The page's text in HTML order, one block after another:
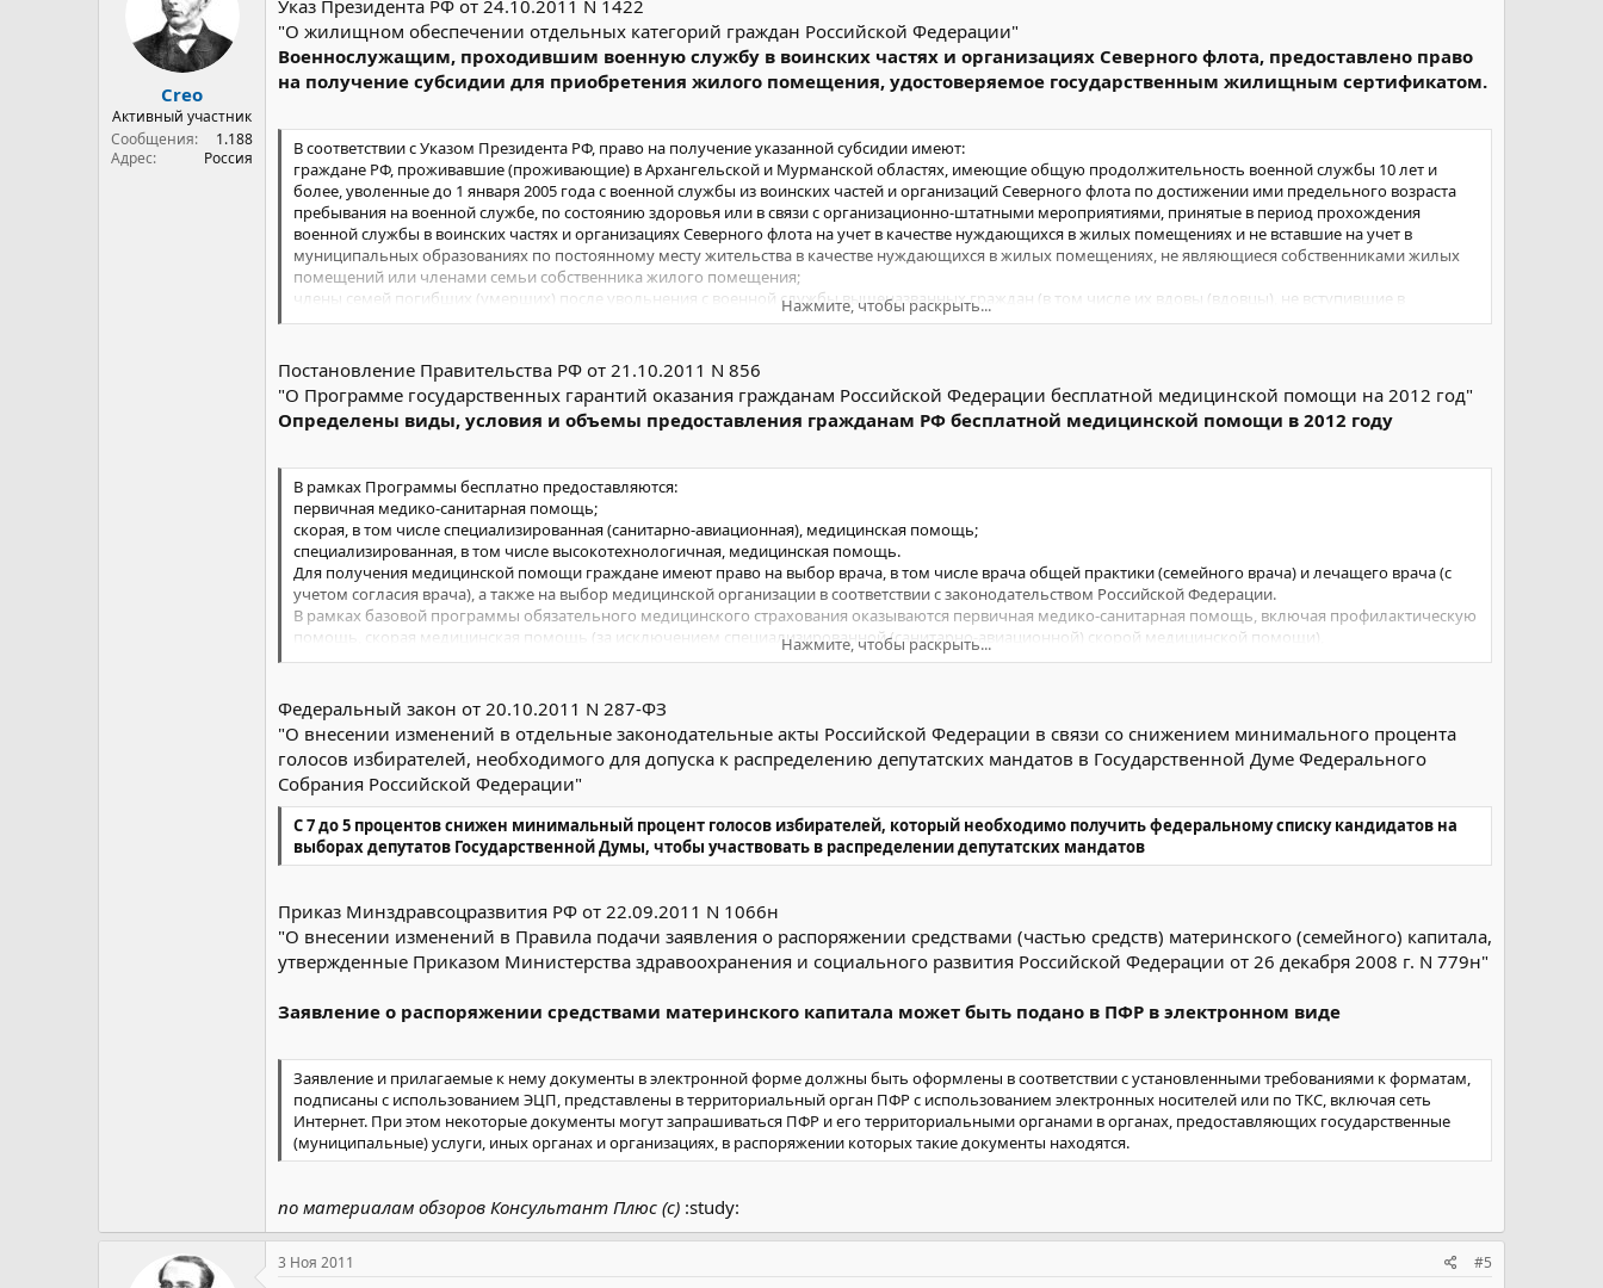
Creo
Активный участник
Сообщения
1.188
Адрес
Россия
Указ Президента РФ от 24.10.2011 N 1422
"О жилищном обеспечении отдельных категорий граждан Российской Федерации"
Военнослужащим, проходившим военную службу в воинских частях и организациях Северного флота, предоставлено право
на получение субсидии для приобретения жилого помещения, удостоверяемое государственным жилищным сертификатом.
В соответствии с Указом Президента РФ, право на получение указанной субсидии имеют:
граждане РФ, проживавшие (проживающие) в Архангельской и Мурманской областях, имеющие общую продолжительность военной службы 10 лет и
более, уволенные до 1 января 2005 года с военной службы из воинских частей и организаций Северного флота по достижении ими предельного возраста
пребывания на военной службе, по состоянию здоровья или в связи с организационно-штатными мероприятиями, принятые в период прохождения
военной службы в воинских частях и организациях Северного флота на учет в качестве нуждающихся в жилых помещениях и не вставшие на учет в
муниципальных образованиях по постоянному месту жительства в качестве нуждающихся в жилых помещениях, не являющиеся собственниками жилых
помещений или членами семьи собственника жилого помещения;
члены семей погибших (умерших) после увольнения с военной службы вышеназванных граждан (в том числе их вдовы (вдовцы), не вступившие в
повторный брак), проживавшие (проживающие) в Архангельской и Мурманской областях и не являющиеся собственниками жилых помещений.
Нажмите, чтобы раскрыть...
Постановление Правительства РФ от 21.10.2011 N 856
"О Программе государственных гарантий оказания гражданам Российской Федерации бесплатной медицинской помощи на 2012 год"
Определены виды, условия и объемы предоставления гражданам РФ бесплатной медицинской помощи в 2012 году
В рамках Программы бесплатно предоставляются:
первичная медико-санитарная помощь;
скорая, в том числе специализированная (санитарно-авиационная), медицинская помощь;
специализированная, в том числе высокотехнологичная, медицинская помощь.
Для получения медицинской помощи граждане имеют право на выбор врача, в том числе врача общей практики (семейного врача) и лечащего врача (с
учетом согласия врача), а также на выбор медицинской организации в соответствии с законодательством Российской Федерации.
В рамках базовой программы обязательного медицинского страхования оказываются первичная медико-санитарная помощь, включая профилактическую
помощь, скорая медицинская помощь (за исключением специализированной (санитарно-авиационной) скорой медицинской помощи),
специализированная (за исключением высокотехнологичной) медицинская помощь, а также осуществляется обеспечение необходимыми лекарственными
инфекционные и паразитарные болезни, за исключением болезней, передающихся половым путем, туберкулеза, ВИЧ-инфекции и синдрома
приобретенного иммунодефицита;
новообразования;
болезни эндокринной системы;
расстройства питания и нарушения обмена веществ;
болезни нервной системы;
болезни крови, кроветворных органов;
отдельные нарушения, вовлекающие иммунный механизм;
болезни системы кровообращения;
болезни органов дыхания;
болезни органов пищеварения;
болезни мочеполовой системы;
болезни костно-мышечной системы и соединительной ткани;
врожденные аномалии (пороки развития);
деформации и хромосомные нарушения;
беременность, роды, послеродовой период и аборты;
отдельные состояния, возникающие у детей в перинатальный период.
Кроме того, в рамках реализации базовой программы обязательного медицинского страхования может финансироваться медицинская помощь,
Нажмите, чтобы раскрыть...
Федеральный закон от 20.10.2011 N 287-ФЗ
"О внесении изменений в отдельные законодательные акты Российской Федерации в связи со снижением минимального процента
голосов избирателей, необходимого для допуска к распределению депутатских мандатов в Государственной Думе Федерального
Собрания Российской Федерации"
С 7 до 5 процентов снижен минимальный процент голосов избирателей, который необходимо получить федеральному списку кандидатов на
выборах депутатов Государственной Думы, чтобы участвовать в распределении депутатских мандатов
Приказ Минздравсоцразвития РФ от 22.09.2011 N 1066н
"О внесении изменений в Правила подачи заявления о распоряжении средствами (частью средств) материнского (семейного) капитала,
утвержденные Приказом Министерства здравоохранения и социального развития Российской Федерации от 26 декабря 2008 г. N 779н"
Заявление о распоряжении средствами материнского капитала может быть подано в ПФР в электронном виде
Заявление и прилагаемые к нему документы в электронной форме должны быть оформлены в соответствии с установленными требованиями к форматам,
подписаны с использованием ЭЦП, представлены в территориальный орган ПФР с использованием электронных носителей или по ТКС, включая сеть
Интернет. При этом некоторые документы могут запрашиваться ПФР и его территориальными органами в органах, предоставляющих государственные
(муниципальные) услуги, иных органах и организациях, в распоряжении которых такие документы находятся.
по материалам обзоров Консультант Плюс (с) :study:
3 Ноя 2011 #5